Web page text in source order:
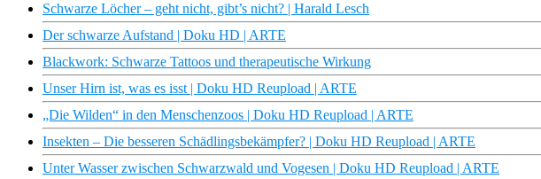
Schwarze Löcher – geht nicht, gibt’s nicht? | Harald Lesch
Der schwarze Aufstand | Doku HD | ARTE
Blackwork: Schwarze Tattoos und therapeutische Wirkung
Unser Hirn ist, was es isst | Doku HD Reupload | ARTE
„Die Wilden“ in den Menschenzoos | Doku HD Reupload | ARTE
Insekten – Die besseren Schädlingsbekämpfer? | Doku HD Reupload | ARTE
Unter Wasser zwischen Schwarzwald und Vogesen | Doku HD Reupload | ARTE